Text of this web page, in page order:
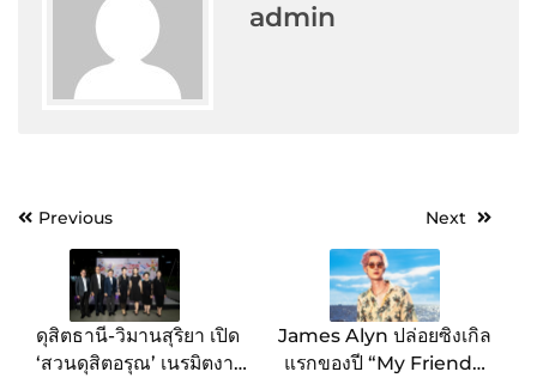
admin
PostPrevious
ดุสิตธานี-วิมานสุริยา เปิด
‘สวนดุสิตอรุณ’ เนรมิตงาน
Next
James Alyn ปล่อยซิงเกิล
แรกของปี “My Friend?”